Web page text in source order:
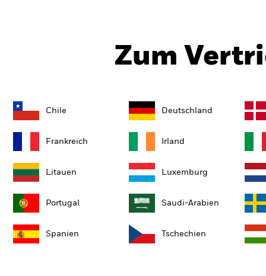
Zum
Chile Deutschland
Frankreich Irland
Litauen Luxemburg
Portugal Saudi-Arabien
Spanien Tschechien